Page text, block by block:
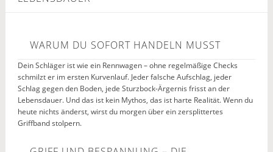
WARUM DU SOFORT HANDELN MUSST
Dein Schläger ist wie ein Rennwagen – ohne regelmäßige Checks
schmilzt er im ersten Kurvenlauf. Jeder falsche Aufschlag, jeder
Schlag gegen den Boden, jede Sturzbock-Ärgernis frisst an der
Lebensdauer. Und das ist kein Mythos, das ist harte Realität. Wenn du
heute nichts änderst, wirst du morgen über ein zersplittertes
Griffband stolpern.